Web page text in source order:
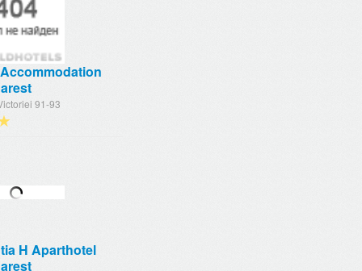
91-93
H Aparthotel